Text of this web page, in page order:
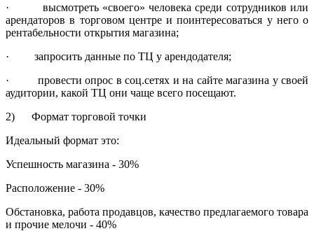
· высмотреть «своего» человека среди сотрудников или
арендаторов в торговом центре и поинтересоваться у него о
рентабельности открытия магазина;
· запросить данные по ТЦ у арендодателя;
· провести опрос в соц.сетях и на сайте магазина у своей
аудитории, какой ТЦ они чаще всего посещают.
2) Формат торговой точки
Идеальный формат это:
Успешность магазина - 30%
Расположение - 30%
Обстановка, работа продавцов, качество предлагаемого товара
и прочие мелочи - 40%